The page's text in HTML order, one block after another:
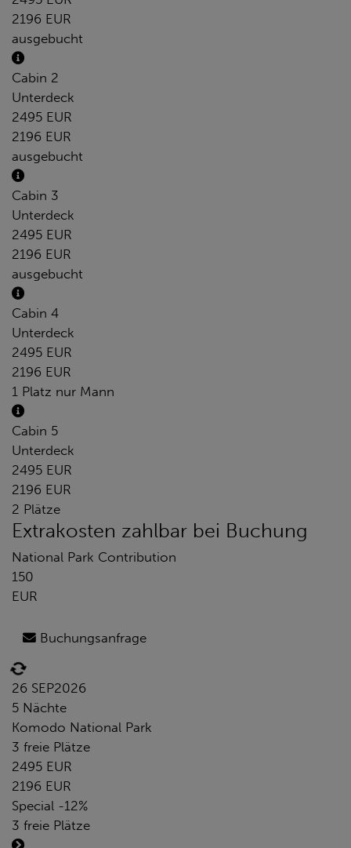
2196 EUR
ausgebucht
Cabin 2
Unterdeck
2495 EUR
2196 EUR
ausgebucht
Cabin 3
Unterdeck
2495 EUR
2196 EUR
ausgebucht
Cabin 4
Unterdeck
2495 EUR
2196 EUR
1 Platz nur Mann
Cabin 5
Unterdeck
2495 EUR
2196 EUR
2 Plätze
Extrakosten zahlbar bei Buchung
National Park Contribution
150
EUR
Buchungsanfrage
26 SEP2026
5 Nächte
Komodo National Park
3 freie Plätze
2495 EUR
2196 EUR
Special -12%
3 freie Plätze